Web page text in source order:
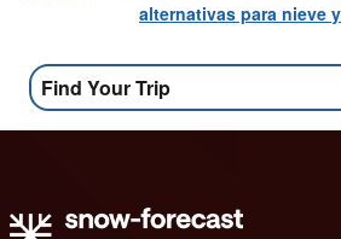
alternativas para nieve
Find Your Trip